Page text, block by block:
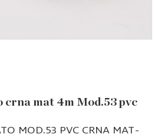
crna mat 4m Mod.53 pvc
MOD.53 PVC CRNA MAT-